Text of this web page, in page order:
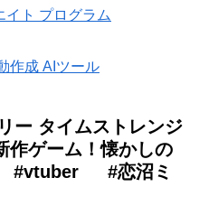
ト プログラム
作成 AIツール
ー タイムストレンジ
作ゲーム！懐かしの
#vtuber #恋沼ミ